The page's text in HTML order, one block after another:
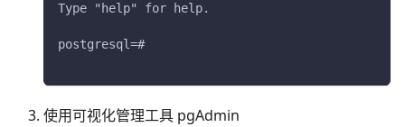
Type "help" for help.
postgresql=#
使用可视化管理工具 pgAdmin